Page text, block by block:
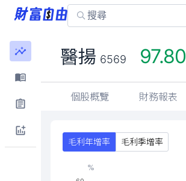
醫揚 6569 97.80
個股概覽 財務報表
毛利年增率 毛利季增率